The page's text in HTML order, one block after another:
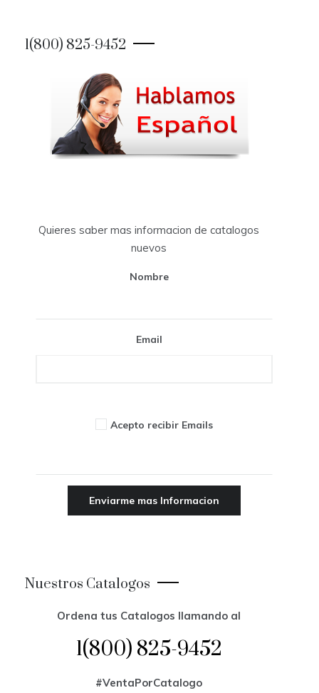
1(800) 825-9452
Quieres saber mas informacion de catalogos
nuevos
Nombre
Email
Acepto recibir Emails
Nuestros Catalogos
Ordena tus Catalogos llamando al
1(800) 825-9452
#VentaPorCatalogo